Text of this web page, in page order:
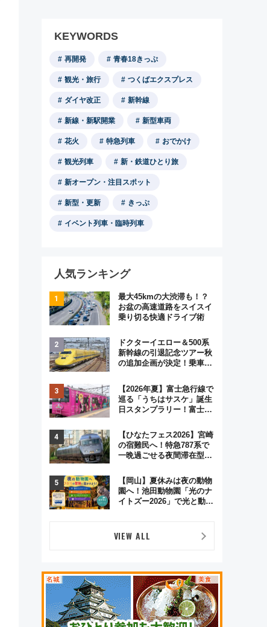
KEYWORDS
再開発 青春18きっぷ
観光・旅行 つくばエクスプレス
ダイヤ改正 新幹線
新線・新駅開業 新型車両
花火 特急列車 おでかけ
観光列車 新・鉄道ひとり旅
新オープン・注目スポット
新型・更新 きっぷ
イベント列車・臨時列車
人気ランキング
最大45kmの大渋滞も！？
お盆の高速道路をスイスイ
乗り切る快適ドライブ術
ドクターイエロー＆500系
新幹線の引退記念ツアー秋
の追加企画が決定！乗車体
とめ
【2026年夏】富士急行線で
巡る「うちはサスケ」誕生
日スタンプラリー！富士急
ッズ徹底ガイド
【ひなたフェス2026】宮崎
の宿難民へ！特急787系で
一晩過ごせる夜間滞在型イ
ま」が救世主に？
【岡山】夏休みは夜の動物
園へ！池田動物園「光のナ
イトズー2026」で光と動物
VIEW ALL